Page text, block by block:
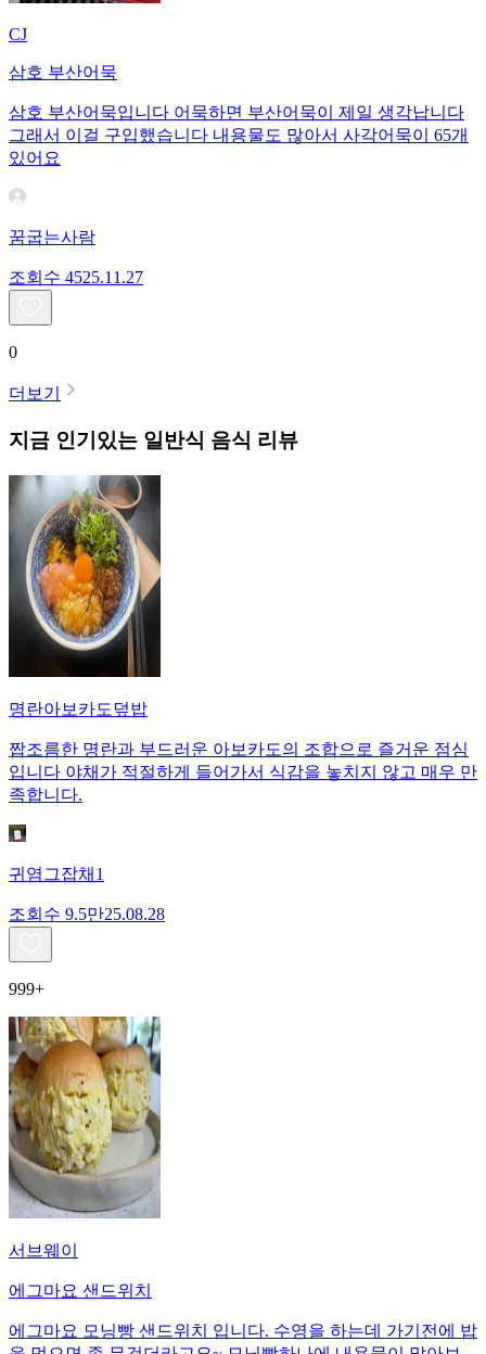
CJ
삼호 부산어묵
삼호 부산어묵입니다 어묵하면 부산어묵이 제일 생각납니다
그래서 이걸 구입했습니다 내용물도 많아서 사각어묵이 65개
있어요
꿈굽는사람
조회수 4525.11.27
0
더보기
지금 인기있는 일반식 음식 리뷰
명란아보카도덮밥
짭조름한 명란과 부드러운 아보카도의 조합으로 즐거운 점심
입니다 야채가 적절하게 들어가서 식감을 놓치지 않고 매우 만
족합니다.
귀염그잡채1
조회수 9.5만25.08.28
999+
서브웨이
에그마요 샌드위치
에그마요 모닝빵 샌드위치 입니다. 수영을 하는데 가기전에 밥